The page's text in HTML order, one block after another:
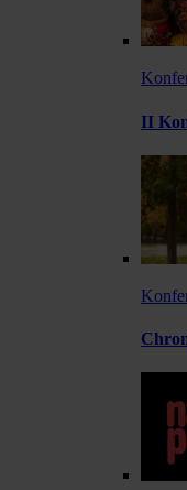
II